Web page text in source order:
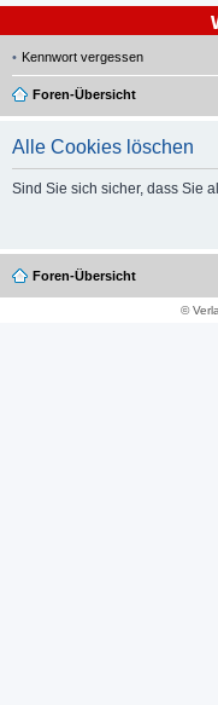
Kennwort vergessen
Foren-Übersicht
Alle Cookies löschen
Sind Sie sich sicher, dass Sie
Foren-Übersicht
©